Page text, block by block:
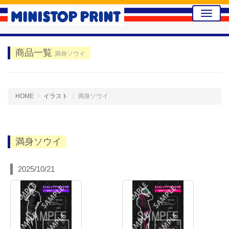
Toggle
商品一覧 満身ソウイ
HOME イラスト 満身ソウイ
満身ソウイ
2025/10/21